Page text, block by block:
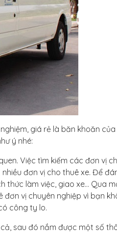
giá rẻ là băn khoăn của
ý nhé:
Việc tìm kiếm các đơn vị
đơn vị cho thuê xe. Để
thức làm việc, giao xe… Qua
vị chuyên nghiệp vì bạn
công ty lo.
sau đó nắm được một số